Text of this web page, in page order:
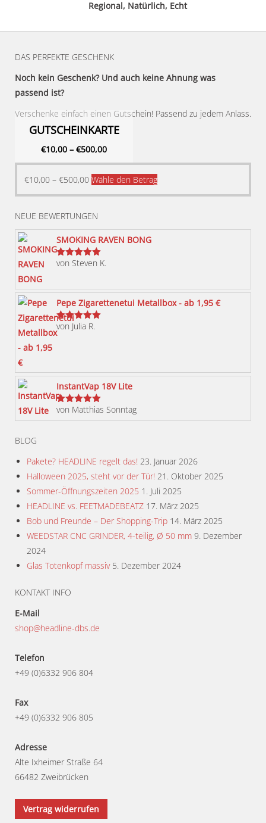
Regional, Natürlich, Echt
DAS PERFEKTE GESCHENK
Noch kein Geschenk? Und auch keine Ahnung was
passend ist?
Verschenke einfach einen Gutschein! Passend zu jedem Anlass.
GUTSCHEINKARTE
€10,00 – €500,00
€10,00 – €500,00 Wähle den BetragDieses
Produkt
können
werden
NEUE BEWERTUNGEN
SMOKING RAVEN BONG
Bewertet
von Steven K.
Pepe Zigarettenetui Metallbox - ab 1,95 €
Bewertet
mit
von Julia R.
InstantVap 18V Lite
Bewertet
von Matthias Sonntag
BLOG
Pakete? HEADLINE regelt das! 23. Januar 2026
Halloween 2025, steht vor der Tür! 21. Oktober 2025
Sommer-Öffnungszeiten 2025 1. Juli 2025
HEADLINE vs. FEETMADEBEATZ 17. März 2025
Bob und Freunde – Der Shopping-Trip 14. März 2025
WEEDSTAR CNC GRINDER, 4-teilig, Ø 50 mm 9. Dezember
2024
Glas Totenkopf massiv 5. Dezember 2024
KONTAKT INFO
E-Mail
shop@headline-dbs.de
Telefon
+49 (0)6332 906 804
Fax
+49 (0)6332 906 805
Adresse
Alte Ixheimer Straße 64
66482 Zweibrücken
Vertrag widerrufen